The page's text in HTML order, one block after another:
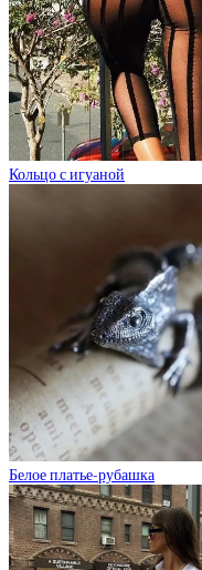
Кольцо с игуаной
Белое платье-рубашка